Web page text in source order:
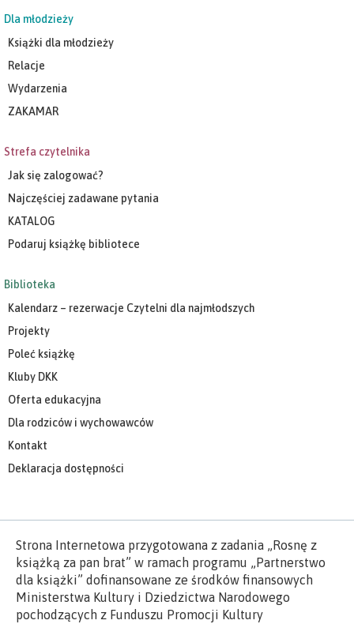
Dla młodzieży
Książki dla młodzieży
Relacje
Wydarzenia
ZAKAMAR
Strefa czytelnika
Jak się zalogować?
Najczęściej zadawane pytania
KATALOG
Podaruj książkę bibliotece
Biblioteka
Kalendarz – rezerwacje Czytelni dla najmłodszych
Projekty
Poleć książkę
Kluby DKK
Oferta edukacyjna
Dla rodziców i wychowawców
Kontakt
Deklaracja dostępności
Strona Internetowa przygotowana z zadania „Rosnę z
książką za pan brat” w ramach programu „Partnerstwo
dla książki” dofinansowane ze środków finansowych
Ministerstwa Kultury i Dziedzictwa Narodowego
pochodzących z Funduszu Promocji Kultury